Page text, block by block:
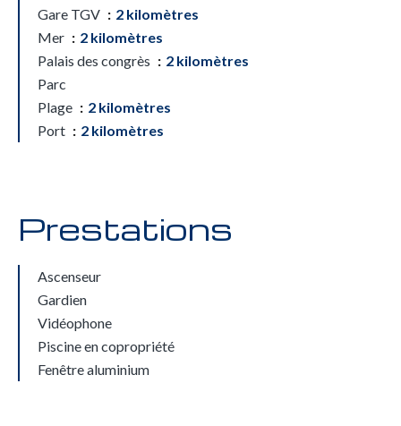
Gare TGV
2 kilomètres
Mer
2 kilomètres
Palais des congrès
2 kilomètres
Parc
Plage
2 kilomètres
Port
2 kilomètres
Prestations
Ascenseur
Gardien
Vidéophone
Piscine en copropriété
Fenêtre aluminium